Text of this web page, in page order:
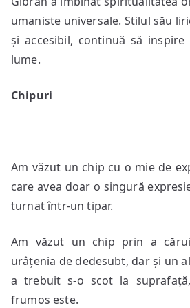
umaniste universale. Stilul său
și accesibil, continuă să
lume.
Chipuri
Am văzut un chip cu o mie de
care avea doar o singură
turnat într-un tipar.
Am văzut un chip prin a
urâțenia de dedesubt, dar și un
a trebuit s-o scot la
frumos este.